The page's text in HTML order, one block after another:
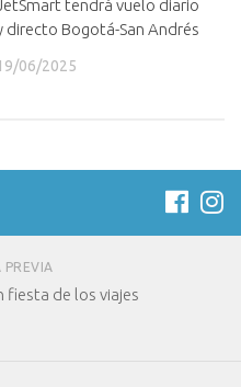
tendrá vuelo diario
directo Bogotá-San Andrés
06/2025
PREVIA
fiesta de los viajes